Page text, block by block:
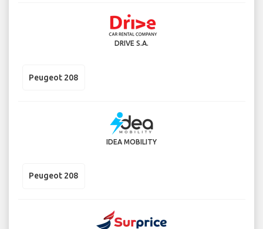
DRIVE S.A.
Peugeot 208
IDEA MOBILITY
Peugeot 208